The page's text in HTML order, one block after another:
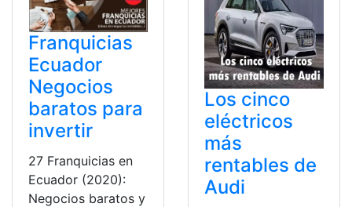
Franquicias
Ecuador
Negocios
baratos para
invertir
27 Franquicias en
Ecuador (2020):
Negocios baratos y
Los cinco
eléctricos
más
rentables de
Audi